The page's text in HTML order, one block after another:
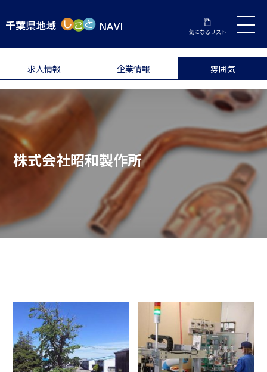
気になるリスト
求人情報 企業情報 雰囲気
株式会社昭和製作所